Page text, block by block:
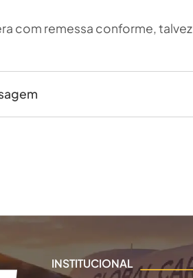
com remessa conforme,
INSTITUCIONAL